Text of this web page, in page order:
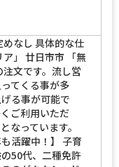
めなし 具体的な仕
」 廿日市市 「無
文です。流し営
てくる事が多
る事が可能で
ご利用いただ
なっています。
活躍中！】 子育
50代、二種免許